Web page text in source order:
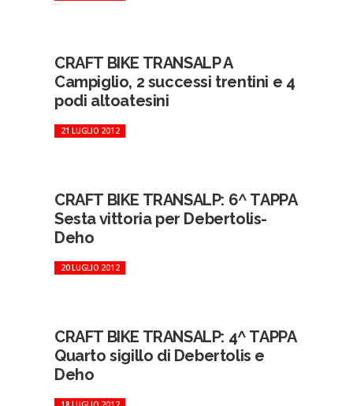
CRAFT BIKE TRANSALP A
Campiglio, 2 successi trentini e 4
podi altoatesini
21 LUGLIO 2012
CRAFT BIKE TRANSALP: 6^ TAPPA
Sesta vittoria per Debertolis-
Deho
20 LUGLIO 2012
CRAFT BIKE TRANSALP: 4^ TAPPA
Quarto sigillo di Debertolis e
Deho